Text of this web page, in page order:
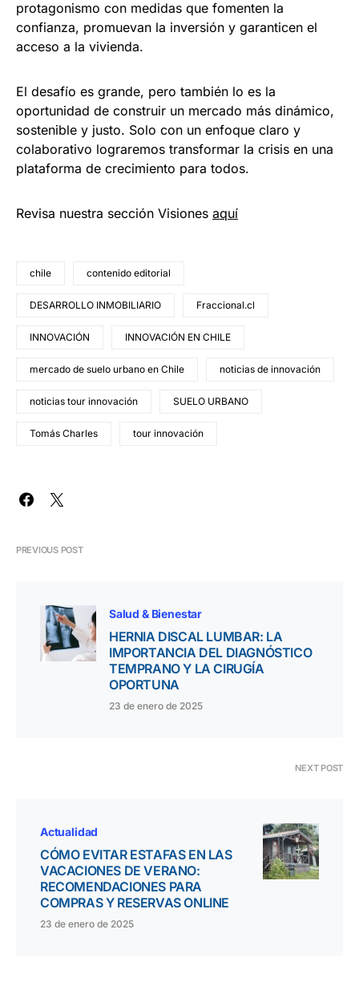
protagonismo con medidas que fomenten la
confianza, promuevan la inversión y garanticen el
acceso a la vivienda.
El desafío es grande, pero también lo es la
oportunidad de construir un mercado más dinámico,
sostenible y justo. Solo con un enfoque claro y
colaborativo lograremos transformar la crisis en una
plataforma de crecimiento para todos.
Revisa nuestra sección Visiones aquí
chile contenido editorial
DESARROLLO INMOBILIARIO Fraccional.cl
INNOVACIÓN INNOVACIÓN EN CHILE
mercado de suelo urbano en Chile noticias de innovación
noticias tour innovación SUELO URBANO
Tomás Charles tour innovación
PREVIOUS POST
Salud & Bienestar
HERNIA DISCAL LUMBAR: LA
IMPORTANCIA DEL DIAGNÓSTICO
TEMPRANO Y LA CIRUGÍA
OPORTUNA
23 de enero de 2025
NEXT POST
Actualidad
CÓMO EVITAR ESTAFAS EN LAS
VACACIONES DE VERANO:
RECOMENDACIONES PARA
COMPRAS Y RESERVAS ONLINE
23 de enero de 2025